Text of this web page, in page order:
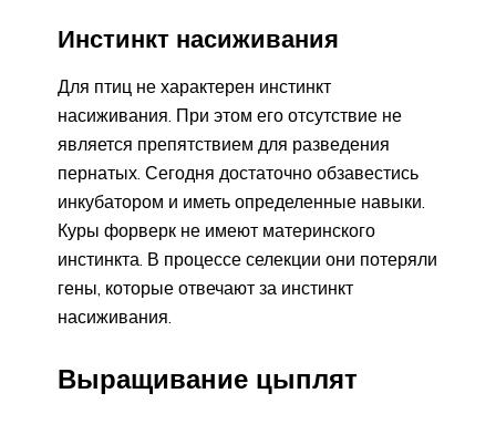
Инстинкт насиживания
Для птиц не характерен инстинкт
насиживания. При этом его отсутствие не
является препятствием для разведения
пернатых. Сегодня достаточно обзавестись
инкубатором и иметь определенные навыки.
Куры форверк не имеют материнского
инстинкта. В процессе селекции они потеряли
гены, которые отвечают за инстинкт
насиживания.
Выращивание цыплят